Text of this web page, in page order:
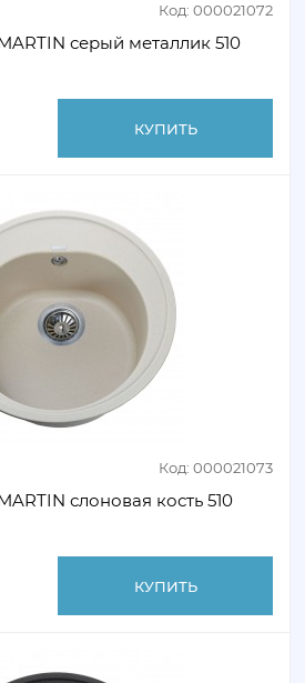
Код: 000021072
серый металлик 510
КУПИТЬ
Код: 000021073
слоновая кость 510
КУПИТЬ